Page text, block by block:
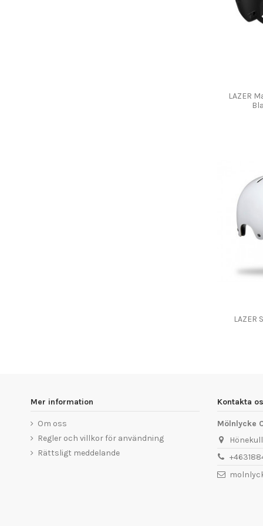
LAZER
LAZER
Mer information
Om oss
Regler och villkor för användning
Rättsligt meddelande
Kontakta
Mölnlycke